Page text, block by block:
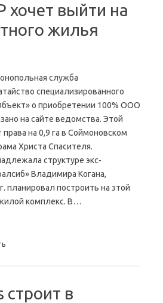
хочет выйти на
жилья
служба
cпециализированного
о приобретении 100% ООО
на сайте ведомства. Этой
на 0,9 га в Соймоновском
Христа Спасителя.
структуре экс-
Владимира Когана,
планировал построить на этой
комплекс. В…
в